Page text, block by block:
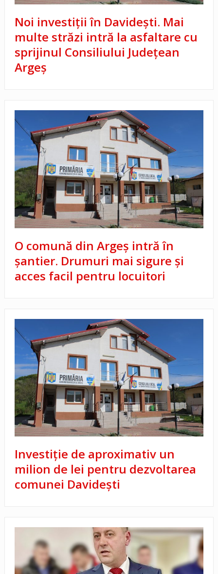
Noi investiții în Davidești. Mai
multe străzi intră la asfaltare cu
sprijinul Consiliului Județean
Argeș
O comună din Argeș intră în
șantier. Drumuri mai sigure și
acces facil pentru locuitori
Investiție de aproximativ un
milion de lei pentru dezvoltarea
comunei Davidești